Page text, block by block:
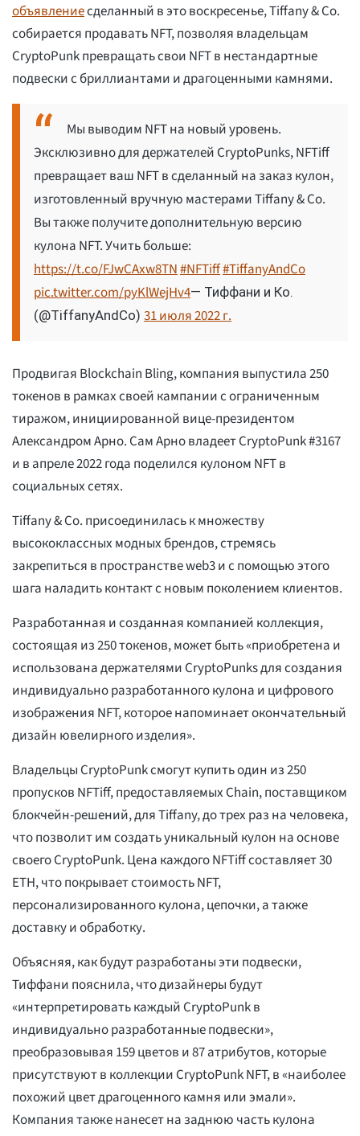
объявлениесделанный в это воскресенье, Tiffany & Co.
собирается продавать NFT, позволяя владельцам
CryptoPunk превращать свои NFT в нестандартные
подвески с бриллиантами и драгоценными камнями.
Мы выводим NFT на новый уровень.
Эксклюзивно для держателей CryptoPunks, NFTiff
превращает ваш NFT в сделанный на заказ кулон,
изготовленный вручную мастерами Tiffany & Co.
Вы также получите дополнительную версию
кулона NFT. Учить больше:
https://t.co/FJwCAxw8TN#NFTiff#TiffanyAndCo
pic.twitter.com/pyKlWejHv4— Тиффани и Ко.
(@TiffanyAndCo) 31 июля 2022 г.
Продвигая Blockchain Bling, компания выпустила 250
токенов в рамках своей кампании с ограниченным
тиражом, инициированной вице-президентом
Александром Арно. Сам Арно владеет CryptoPunk #3167
и в апреле 2022 года поделился кулоном NFT в
социальных сетях.
Tiffany & Co. присоединилась к множеству
высококлассных модных брендов, стремясь
закрепиться в пространстве web3 и с помощью этого
шага наладить контакт с новым поколением клиентов.
Разработанная и созданная компанией коллекция,
состоящая из 250 токенов, может быть «приобретена и
использована держателями CryptoPunks для создания
индивидуально разработанного кулона и цифрового
изображения NFT, которое напоминает окончательный
дизайн ювелирного изделия».
Владельцы CryptoPunk смогут купить один из 250
пропусков NFTiff, предоставляемых Chain, поставщиком
блокчейн-решений, для Tiffany, до трех раз на человека,
что позволит им создать уникальный кулон на основе
своего CryptoPunk. Цена каждого NFTiff составляет 30
ETH, что покрывает стоимость NFT,
персонализированного кулона, цепочки, а также
доставку и обработку.
Объясняя, как будут разработаны эти подвески,
Тиффани пояснила, что дизайнеры будут
«интерпретировать каждый CryptoPunk в
индивидуально разработанные подвески»,
преобразовывая 159 цветов и 87 атрибутов, которые
присутствуют в коллекции CryptoPunk NFT, в «наиболее
похожий цвет драгоценного камня или эмали».
Компания также нанесет на заднюю часть кулона